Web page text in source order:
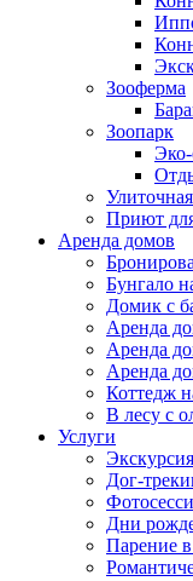
Зооферма
Зоопарк
Эко-
Приют
Аренда домов
Бунгало
Домик с
Аренда
Аренда
Аренда
Коттедж
В лесу с
Услуги
Дог-
Дни
Парение
подарят вам
минут прогулки
5000 руб./чел.
бескрайние поля
минут плаванье
Подробнее Акции
приятно удивят
бронировании
проживание
идеально для
адаптированным
других областей.
Здесь вся семья
кроликов,
родственники
туры
опытных
настоящее
енотов и
микс для туризма.
увезти домой
фотосессию с
у ручья или на
альбом —
снимки
Фотосессии с
лошадьми на фоне
помогут выбрать
животными. Это
памятью надолго,
лошади
комфорт. Конные
конных
увлекательные
Наши